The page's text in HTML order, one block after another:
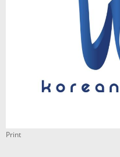
Print